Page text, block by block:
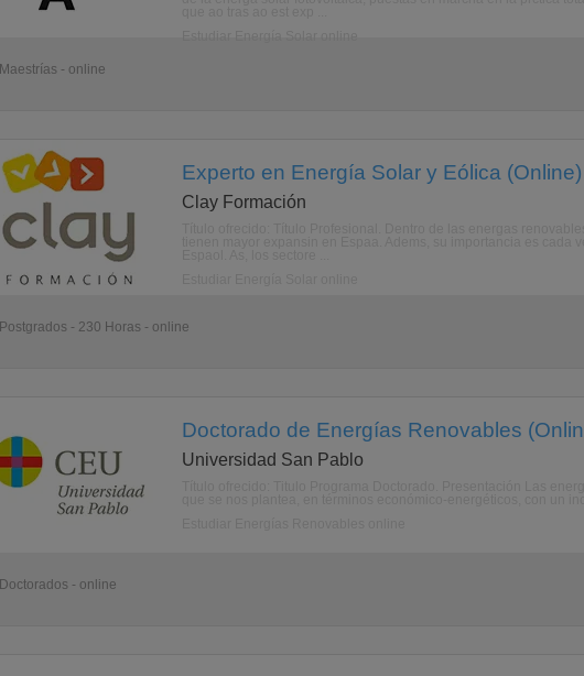
Maestrías - online
Experto en Energía Solar y Eólica (Online)
Clay Formación
Postgrados - 230 Horas - online
Doctorado de Energías Renovables
Universidad San Pablo
Doctorados - online